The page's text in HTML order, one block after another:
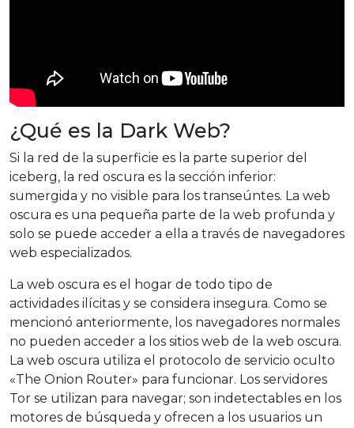
¿Qué es la Dark Web?
Si la red de la superficie es la parte superior del
iceberg, la red oscura es la sección inferior:
sumergida y no visible para los transeúntes. La web
oscura es una pequeña parte de la web profunda y
solo se puede acceder a ella a través de navegadores
web especializados.
La web oscura es el hogar de todo tipo de
actividades ilícitas y se considera insegura. Como se
mencionó anteriormente, los navegadores normales
no pueden acceder a los sitios web de la web oscura.
La web oscura utiliza el protocolo de servicio oculto
«The Onion Router» para funcionar. Los servidores
Tor se utilizan para navegar; son indetectables en los
motores de búsqueda y ofrecen a los usuarios un